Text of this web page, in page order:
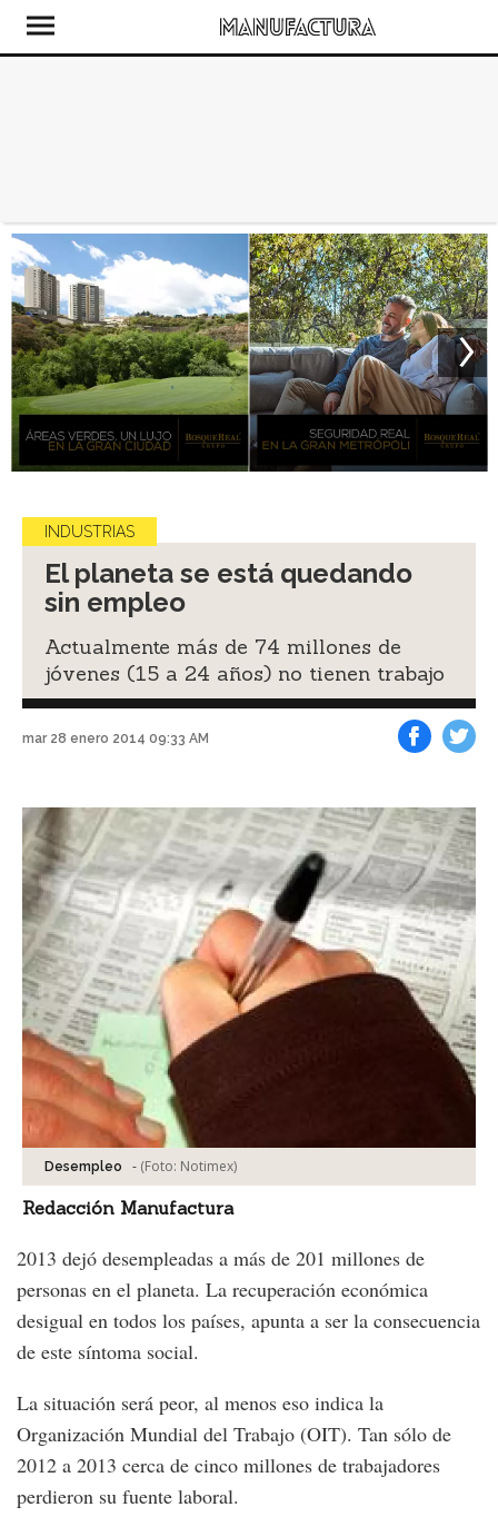
INDUSTRIAS
El planeta se está quedando
sin empleo
Actualmente más de 74 millones de
jóvenes (15 a 24 años) no tienen trabajo
mar 28 enero 2014 09:33 AM
Desempleo - (Foto: Notimex)
Redacción Manufactura
2013 dejó desempleadas a más de 201 millones de
personas en el planeta. La recuperación económica
desigual en todos los países, apunta a ser la consecuencia
de este síntoma social.
La situación será peor, al menos eso indica la
Organización Mundial del Trabajo (OIT). Tan sólo de
2012 a 2013 cerca de cinco millones de trabajadores
perdieron su fuente laboral.